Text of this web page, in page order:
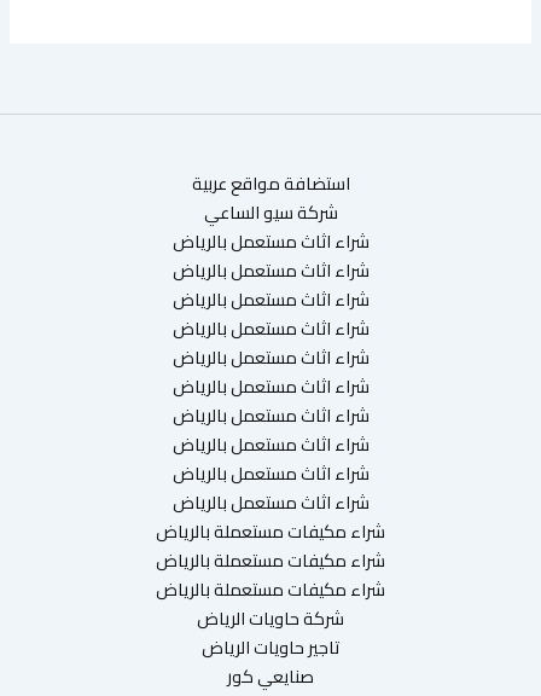
استضافة مواقع عربية
شركة سيو الساعي
شراء اثاث مستعمل بالرياض
شراء اثاث مستعمل بالرياض
شراء اثاث مستعمل بالرياض
شراء اثاث مستعمل بالرياض
شراء اثاث مستعمل بالرياض
شراء اثاث مستعمل بالرياض
شراء اثاث مستعمل بالرياض
شراء اثاث مستعمل بالرياض
شراء اثاث مستعمل بالرياض
شراء اثاث مستعمل بالرياض
شراء مكيفات مستعملة بالرياض
شراء مكيفات مستعملة بالرياض
شراء مكيفات مستعملة بالرياض
شركة حاويات الرياض
تاجير حاويات الرياض
صنايعي كور